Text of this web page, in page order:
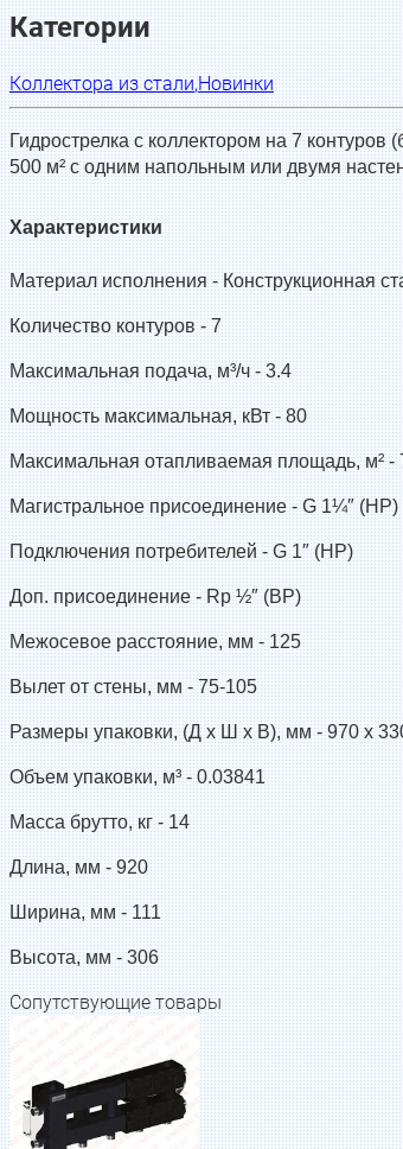
Категории
Коллектора из стали,Новинки
Гидрострелка с коллектором на 7
500 м² с одним напольным или двумя
Характеристики
Материал исполнения -Конструкционная
Количество контуров -7
Максимальная подача, м³/ч -3.4
Мощность максимальная, кВт -80
Максимальная отапливаемая площадь, м² -
Магистральное присоединение -G 1¼″ (НР)
Подключения потребителей -G 1″ (НР)
Доп. присоединение -Rp ½″ (ВР)
Межосевое расстояние, мм -125
Вылет от стены, мм -75-105
Размеры упаковки, (Д x Ш х В), мм -970 x
Объем упаковки, м³ -0.03841
Масса брутто, кг -14
Длина, мм -920
Ширина, мм -111
Высота, мм -306
Сопутствующие товары